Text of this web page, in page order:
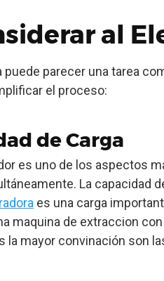
al
parecer una tarea
el proceso:
de Carga
es uno de los aspectos
La capacidad
es una carga
maquina de extraccion
la mayor convinación son